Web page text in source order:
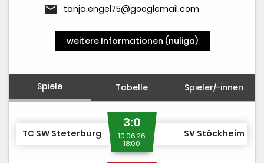
email tanja.engel75@googlemail.com
weitere Informationen (nuliga)
Spiele Tabelle Spieler/-innen
TC SW Steterburg
3:0
10.06.26
18:00
SV Stöckheim